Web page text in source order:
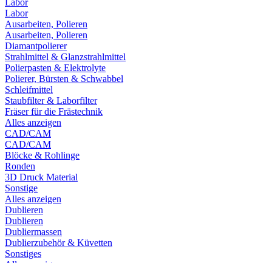
Labor
Labor
Ausarbeiten, Polieren
Ausarbeiten, Polieren
Diamantpolierer
Strahlmittel & Glanzstrahlmittel
Polierpasten & Elektrolyte
Polierer, Bürsten & Schwabbel
Schleifmittel
Staubfilter & Laborfilter
Fräser für die Frästechnik
Alles anzeigen
CAD/CAM
CAD/CAM
Blöcke & Rohlinge
Ronden
3D Druck Material
Sonstige
Alles anzeigen
Dublieren
Dublieren
Dubliermassen
Dublierzubehör & Küvetten
Sonstiges